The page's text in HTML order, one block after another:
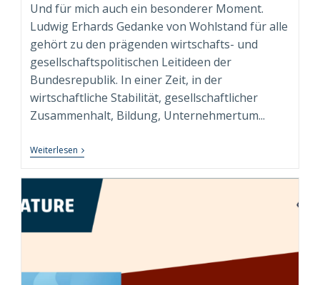
Und für mich auch ein besonderer Moment.
Ludwig Erhards Gedanke von Wohlstand für alle
gehört zu den prägenden wirtschafts- und
gesellschaftspolitischen Leitideen der
Bundesrepublik. In einer Zeit, in der
wirtschaftliche Stabilität, gesellschaftlicher
Zusammenhalt, Bildung, Unternehmertum...
Weiterlesen „Wohlstand
Für
Heute“
Persönliches
Exemplar